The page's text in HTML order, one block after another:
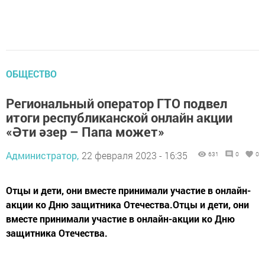
ОБЩЕСТВО
Региональный оператор ГТО подвел
итоги республиканской онлайн акции
«Әти әзер – Папа может»
Администратор, 22 февраля 2023 - 16:35 631 0 0
Отцы и дети, они вместе принимали участие в онлайн-
акции ко Дню защитника Отечества.Отцы и дети, они
вместе принимали участие в онлайн-акции ко Дню
защитника Отечества.